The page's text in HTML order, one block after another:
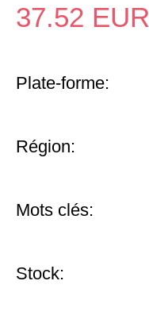
37.52 EUR
Plate-forme:
Région:
Mots clés:
Stock: